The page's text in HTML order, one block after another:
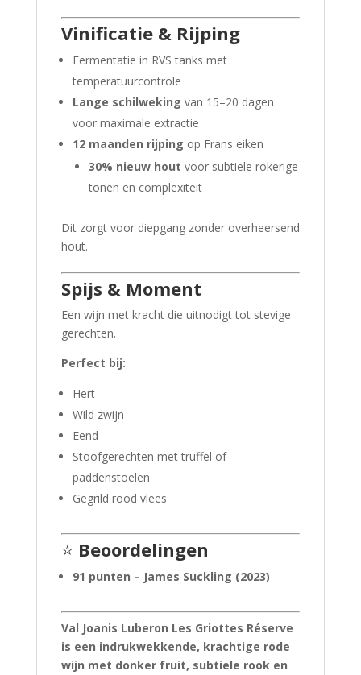
Vinificatie & Rijping
Fermentatie in RVS tanks met
temperatuurcontrole
Lange schilweking van 15–20 dagen
voor maximale extractie
12 maanden rijping op Frans eiken
30% nieuw hout voor subtiele rokerige
tonen en complexiteit
Dit zorgt voor diepgang zonder overheersend
hout.
Spijs & Moment
Een wijn met kracht die uitnodigt tot stevige
gerechten.
Perfect bij:
Hert
Wild zwijn
Eend
Stoofgerechten met truffel of
paddenstoelen
Gegrild rood vlees
⭐ Beoordelingen
91 punten – James Suckling (2023)
Val Joanis Luberon Les Griottes Réserve
is een indrukwekkende, krachtige rode
wijn met donker fruit, subtiele rook en